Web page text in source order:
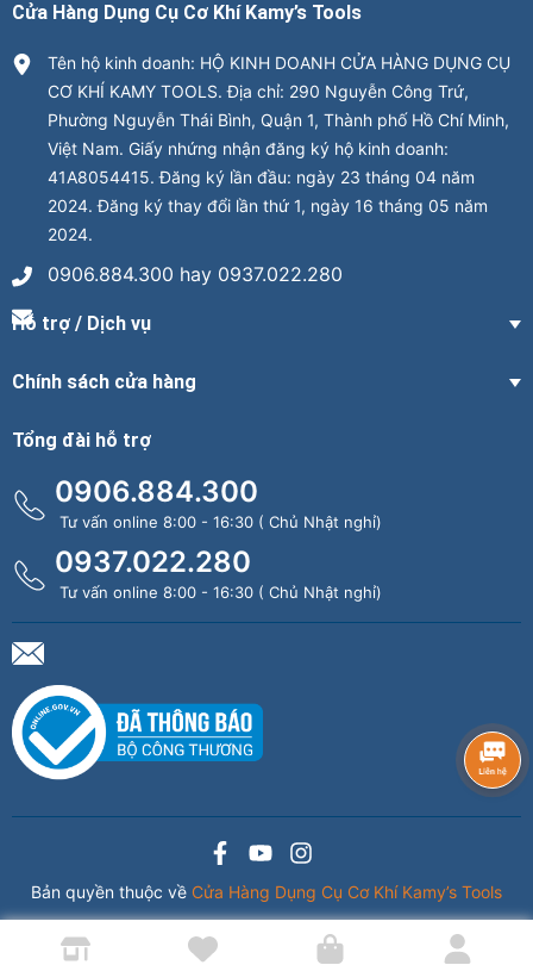
Cửa Hàng Dụng Cụ Cơ Khí Kamy’s Tools
Tên hộ kinh doanh: HỘ KINH DOANH CỬA HÀNG DỤNG CỤ
CƠ KHÍ KAMY TOOLS. Địa chỉ: 290 Nguyễn Công Trứ,
Phường Nguyễn Thái Bình, Quận 1, Thành phố Hồ Chí Minh,
Việt Nam. Giấy nhứng nhận đăng ký hộ kinh doanh:
41A8054415. Đăng ký lần đầu: ngày 23 tháng 04 năm
2024. Đăng ký thay đổi lần thứ 1, ngày 16 tháng 05 năm
2024.
0906.884.300 hay 0937.022.280
Hỗ trợ / Dịch vụ
Chính sách cửa hàng
Tổng đài hỗ trợ
0906.884.300
Tư vấn online 8:00 - 16:30 ( Chủ Nhật nghỉ)
0937.022.280
Tư vấn online 8:00 - 16:30 ( Chủ Nhật nghỉ)
Bản quyền thuộc về Cửa Hàng Dụng Cụ Cơ Khí Kamy’s Tools